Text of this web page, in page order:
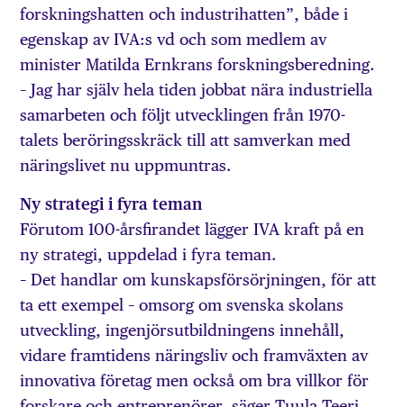
forsknings­hatten och industri­hatten”, både i
egenskap av IVA:s vd och som medlem av
minister Matilda Ernkrans forskningsberedning.
– Jag har själv hela tiden jobbat nära industriella
sam­arbeten och följt utvecklingen från 1970-
talets beröringsskräck till att sam­verkan med
näringslivet nu uppmuntras.
Ny strategi i fyra teman
Förutom 100-årsfirandet lägger IVA kraft på en
ny strategi, uppdelad i fyra teman.
– Det handlar om kunskaps­försörjningen, för att
ta ett exempel – omsorg om svenska skolans
utveckling, ingenjörs­utbildningens inne­håll,
vidare framtidens näringsliv och framväxten av
innovativa företag men också om bra villkor för